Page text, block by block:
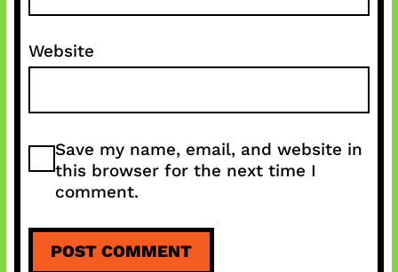
Website
Save my name, email, and website in
this browser for the next time I
comment.